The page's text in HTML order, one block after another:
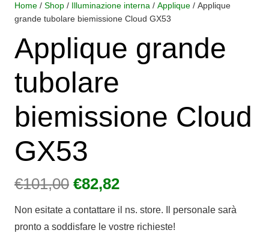
Home / Shop / Illuminazione interna / Applique / Applique
grande tubolare biemissione Cloud GX53
Applique grande
tubolare
biemissione Cloud
GX53
€101,00 Il
originale
€82,82Il
attuale
Non esitate a contattare il ns. store. Il personale sarà
pronto a soddisfare le vostre richieste!